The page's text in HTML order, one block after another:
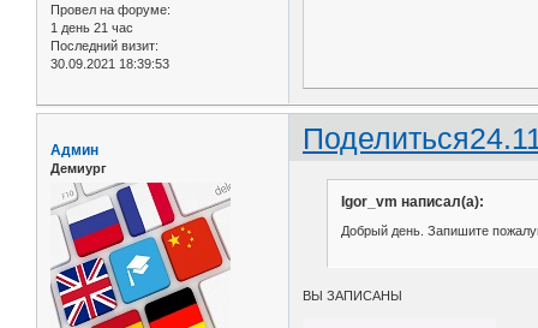
Провел на форуме:
1 день 21 час
Последний визит:
30.09.2021 18:39:53
Поделиться
Админ
Демиург
Igor_vm написал(а):
Добрый день. Запишите
ВЫ ЗАПИСАНЫ